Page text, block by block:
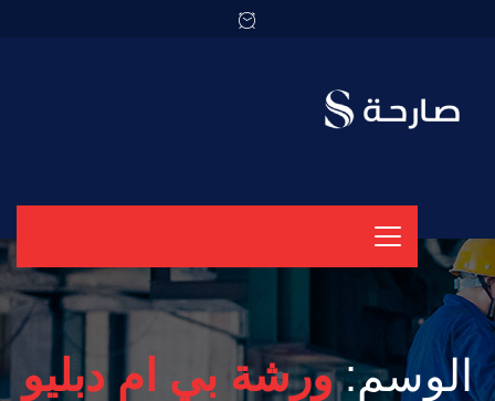
الوسم:ورشة بي ام دبليو